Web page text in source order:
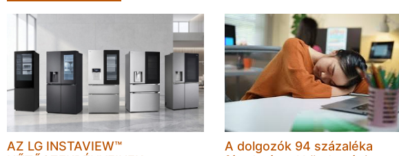
AZ LG INSTAVIEW™
A dolgozók 94 százaléka